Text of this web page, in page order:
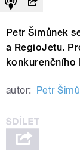
Petr Šimůnek
a RegioJetu.
konkurenčního
autor: Petr